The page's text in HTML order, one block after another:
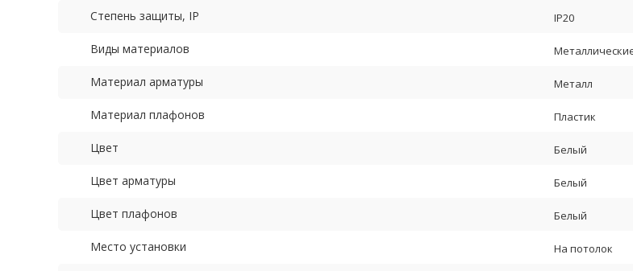
Степень защиты, IP IP20
Виды материалов
Материал арматуры Металл
Материал плафонов Пластик
Цвет Белый
Цвет арматуры Белый
Цвет плафонов Белый
Место установки На потолок